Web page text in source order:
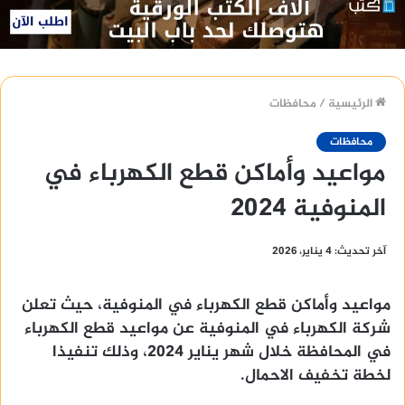
الرئيسية / محافظات
محافظات
مواعيد وأماكن قطع الكهرباء في
المنوفية 2024
آخر تحديث: 4 يناير، 2026
مواعيد وأماكن قطع الكهرباء في المنوفية، حيث تعلن
شركة الكهرباء في المنوفية عن مواعيد قطع الكهرباء
في المحافظة خلال شهر يناير 2024، وذلك تنفيذا
لخطة تخفيف الاحمال.